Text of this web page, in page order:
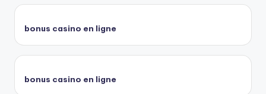
bonus casino en ligne
bonus casino en ligne